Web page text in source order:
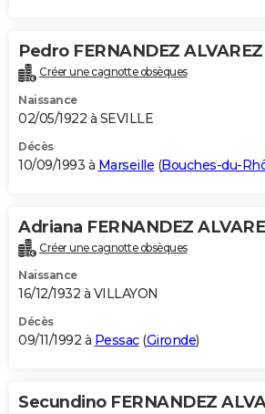
Pedro FERNANDEZ ALVAREZ
Créer une cagnotte obsèques
Naissance
02/05/1922 à SEVILLE
Décès
10/09/1993 à Marseille (Bouches-du-
Adriana FERNANDEZ
Créer une cagnotte obsèques
Naissance
16/12/1932 à VILLAYON
Décès
09/11/1992 à Pessac(Gironde)
Secundino FERNANDEZ